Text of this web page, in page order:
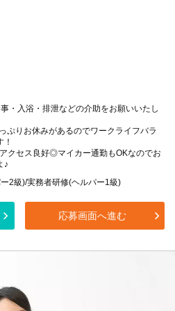
・入浴・排泄などの介助をお願いいたし
りお休みがあるのでワークライフバラ
クセス良好◎マイカー通勤もOKなのでお
♪
2級)/実務者研修(ヘルパー1級)
応募画面へ進む